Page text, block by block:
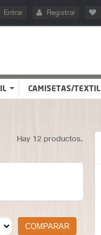
Entrar Registrar
CAMISETAS/TEXTIL
Hay 12 productos.